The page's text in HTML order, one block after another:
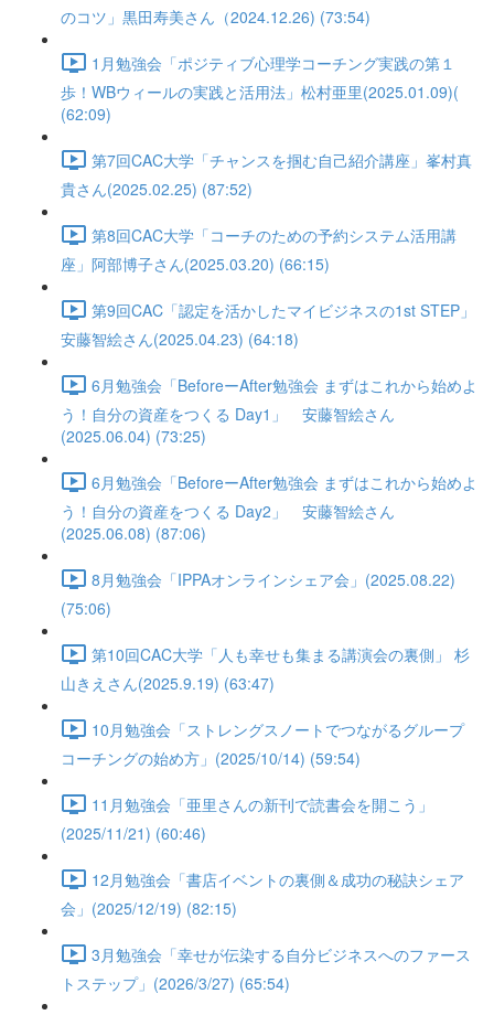
のコツ」黒田寿美さん（2024.12.26) (73:54)
1月勉強会「ポジティブ心理学コーチング実践の第１
歩！WBウィールの実践と活用法」松村亜里(2025.01.09)(
(62:09)
第7回CAC大学「チャンスを掴む自己紹介講座」峯村真
貴さん(2025.02.25) (87:52)
第8回CAC大学「コーチのための予約システム活用講
座」阿部博子さん(2025.03.20) (66:15)
第9回CAC「認定を活かしたマイビジネスの1st STEP」
安藤智絵さん(2025.04.23) (64:18)
6月勉強会「BeforeーAfter勉強会 まずはこれから始めよ
う！自分の資産をつくる Day1」 安藤智絵さん
(2025.06.04) (73:25)
6月勉強会「BeforeーAfter勉強会 まずはこれから始めよ
う！自分の資産をつくる Day2」 安藤智絵さん
(2025.06.08) (87:06)
8月勉強会「IPPAオンラインシェア会」(2025.08.22)
(75:06)
第10回CAC大学「人も幸せも集まる講演会の裏側」 杉
山きえさん(2025.9.19) (63:47)
10月勉強会「ストレングスノートでつながるグループ
コーチングの始め方」(2025/10/14) (59:54)
11月勉強会「亜里さんの新刊で読書会を開こう」
(2025/11/21) (60:46)
12月勉強会「書店イベントの裏側＆成功の秘訣シェア
会」(2025/12/19) (82:15)
3月勉強会「幸せが伝染する自分ビジネスへのファース
トステップ」(2026/3/27) (65:54)